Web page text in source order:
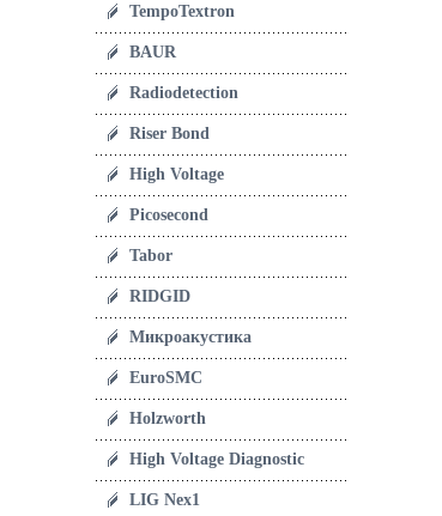
TempoTextron
BAUR
Radiodetection
Riser Bond
High Voltage
Picosecond
Tabor
RIDGID
Микроакустика
EuroSMC
Holzworth
High Voltage Diagnostic
LIG Nex1